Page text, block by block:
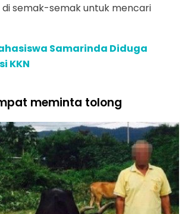
semak-semak untuk mencari
Samarinda Diduga
KKN
meminta tolong